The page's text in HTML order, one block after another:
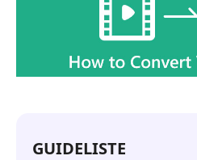
GUIDELISTE